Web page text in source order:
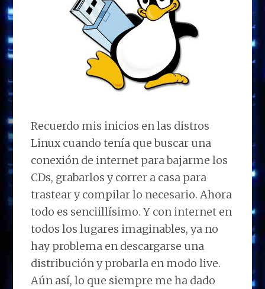
Recuerdo mis inicios en las distros
Linux cuando tenía que buscar una
conexión de internet para bajarme los
CDs, grabarlos y correr a casa para
trastear y compilar lo necesario. Ahora
todo es senciillísimo. Y con internet en
todos los lugares imaginables, ya no
hay problema en descargarse una
distribución y probarla en modo live.
Aún así, lo que siempre me ha dado